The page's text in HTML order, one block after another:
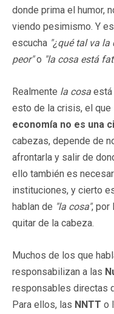
donde prima el humor,
viendo pesimismo. Y
escucha "¿qué tal va la
peor"o "la cosa está
Realmente la cosa está
esto de la crisis, el que
economía no es una
cabezas, depende de
afrontarla y salir de
ello también es
instituciones, y cierto
hablan de "la cosa", por
quitar de la cabeza.
Muchos de los que
responsabilizan a las
responsables directas
Para ellos, las NNTT o